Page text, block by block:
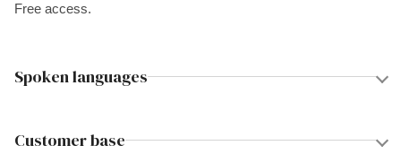
Free access.
Spoken languages
Customer base